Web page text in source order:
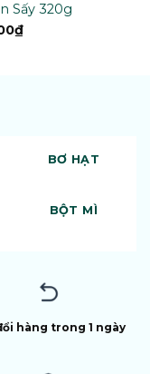
Sấy 320g
₫
BƠ HẠT
BỘT MÌ
hàng trong 1 ngày